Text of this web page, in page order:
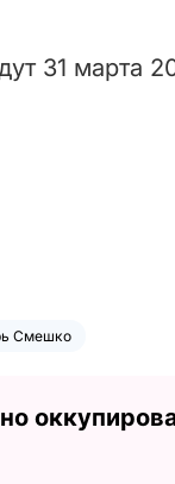
31 марта
Смешко